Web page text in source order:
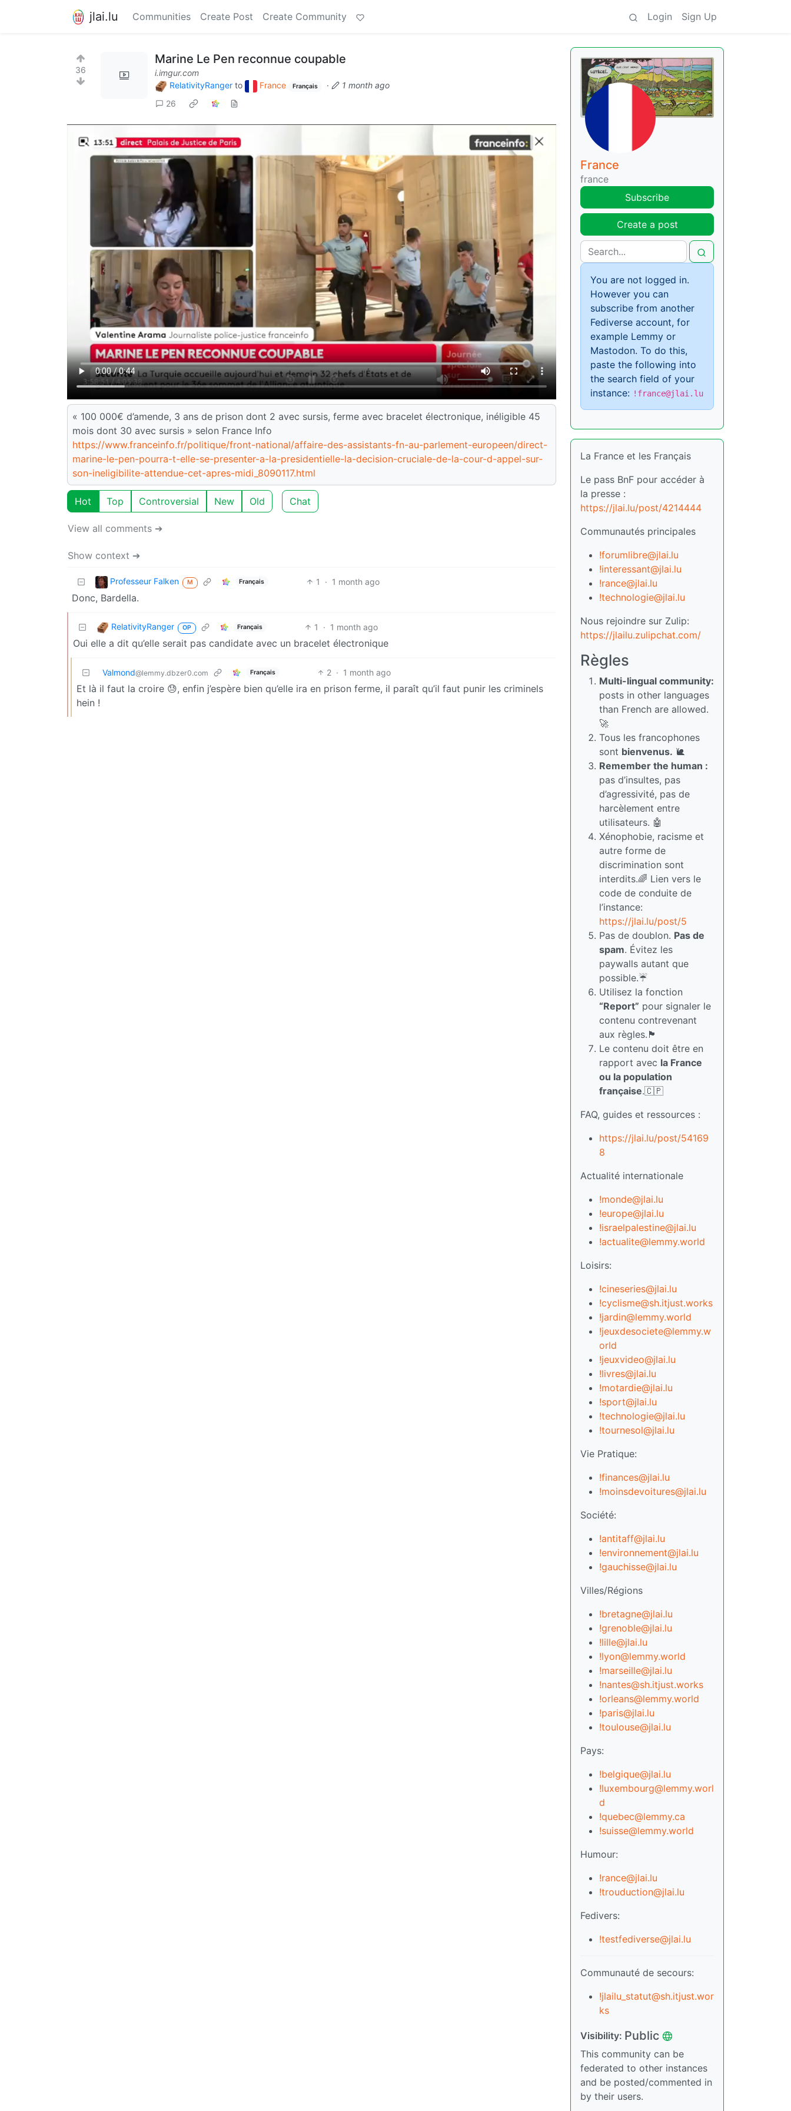
jlai.lu Communities Create Post Create Community Login Sign Up
36
Marine Le Pen reconnue coupable
i.imgur.com
RelativityRanger to France Français ·
1 month ago
26
« 100 000€ d’amende, 3 ans de prison dont 2 avec sursis, ferme avec bracelet électronique, inéligible 45
mois dont 30 avec sursis » selon France Info
https://www.franceinfo.fr/politique/front-national/affaire-des-assistants-fn-au-parlement-europeen/direct-
marine-le-pen-pourra-t-elle-se-presenter-a-la-presidentielle-la-decision-cruciale-de-la-cour-d-appel-sur-
son-ineligibilite-attendue-cet-apres-midi_8090117.html
Hot Top Controversial New Old Chat
View all comments ➔
Show context ➔
Professeur Falken M Français 1 · 1 month ago
Donc, Bardella.
RelativityRanger OP Français 1 · 1 month ago
Oui elle a dit qu’elle serait pas candidate avec un bracelet électronique
Valmond@lemmy.dbzer0.com Français 2 · 1 month ago
Et là il faut la croire 😓, enfin j’espère bien qu’elle ira en prison ferme, il paraît qu’il faut punir les criminels
hein !
France
france
Subscribe
Create a post
You are not logged in.
However you can
subscribe from another
Fediverse account, for
example Lemmy or
Mastodon. To do this,
paste the following into
the search field of your
instance: !france@jlai.lu
La France et les Français
Le pass BnF pour accéder à
la presse :
https://jlai.lu/post/4214444
Communautés principales
!forumlibre@jlai.lu
!interessant@jlai.lu
!rance@jlai.lu
!technologie@jlai.lu
Nous rejoindre sur Zulip:
https://jlailu.zulipchat.com/
Règles
Multi-lingual community:
posts in other languages
than French are allowed.
🚀
Tous les francophones
sont bienvenus. 🐌
Remember the human :
pas d’insultes, pas
d’agressivité, pas de
harcèlement entre
utilisateurs. 🤖
Xénophobie, racisme et
autre forme de
discrimination sont
interdits.🌈 Lien vers le
code de conduite de
l’instance:
https://jlai.lu/post/5
Pas de doublon. Pas de
spam. Évitez les
paywalls autant que
possible.☔
Utilisez la fonction
“Report” pour signaler le
contenu contrevenant
aux règles.🏴
Le contenu doit être en
rapport avec la France
ou la population
française.🇨🇵
FAQ, guides et ressources :
https://jlai.lu/post/54169
8
Actualité internationale
!monde@jlai.lu
!europe@jlai.lu
!israelpalestine@jlai.lu
!actualite@lemmy.world
Loisirs:
!cineseries@jlai.lu
!cyclisme@sh.itjust.works
!jardin@lemmy.world
!jeuxdesociete@lemmy.w
orld
!jeuxvideo@jlai.lu
!livres@jlai.lu
!motardie@jlai.lu
!sport@jlai.lu
!technologie@jlai.lu
!tournesol@jlai.lu
Vie Pratique:
!finances@jlai.lu
!moinsdevoitures@jlai.lu
Société:
!antitaff@jlai.lu
!environnement@jlai.lu
!gauchisse@jlai.lu
Villes/Régions
!bretagne@jlai.lu
!grenoble@jlai.lu
!lille@jlai.lu
!lyon@lemmy.world
!marseille@jlai.lu
!nantes@sh.itjust.works
!orleans@lemmy.world
!paris@jlai.lu
!toulouse@jlai.lu
Pays:
!belgique@jlai.lu
!luxembourg@lemmy.worl
d
!quebec@lemmy.ca
!suisse@lemmy.world
Humour:
!rance@jlai.lu
!trouduction@jlai.lu
Fedivers:
!testfediverse@jlai.lu
Communauté de secours:
!jlailu_statut@sh.itjust.wor
ks
Visibility: Public
This community can be
federated to other instances
and be posted/commented in
by their users.